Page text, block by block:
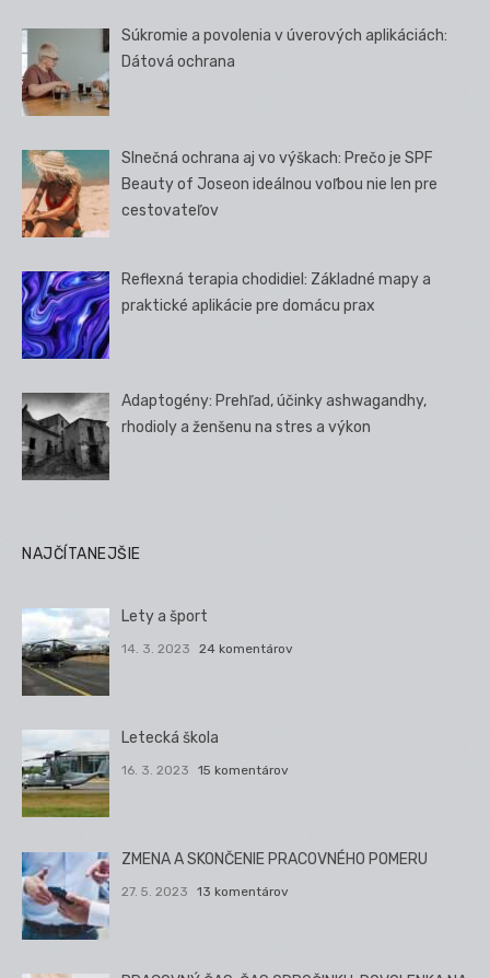
Súkromie a povolenia v úverových aplikáciách:
Dátová ochrana
Slnečná ochrana aj vo výškach: Prečo je SPF
Beauty of Joseon ideálnou voľbou nie len pre
cestovateľov
Reflexná terapia chodidiel: Základné mapy a
praktické aplikácie pre domácu prax
Adaptogény: Prehľad, účinky ashwagandhy,
rhodioly a ženšenu na stres a výkon
NAJČÍTANEJŠIE
Lety a šport
14. 3. 2023 24 komentárov
Letecká škola
16. 3. 2023 15 komentárov
ZMENA A SKONČENIE PRACOVNÉHO POMERU
27. 5. 2023 13 komentárov